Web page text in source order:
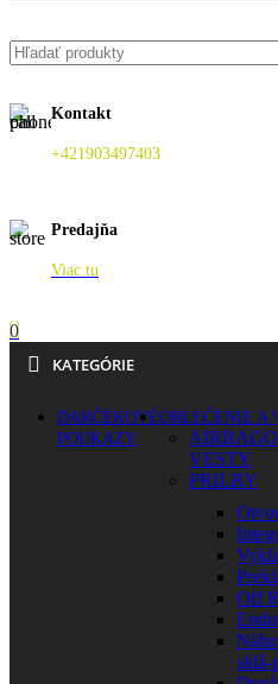
Kontakt
+421903497403
Predajňa
Viac tu
0
KATEGÓRIE
DARČEKOVÉ
POUKAZY
OBLEČENIE A
VESTY
PRILBY
Off
sklá-